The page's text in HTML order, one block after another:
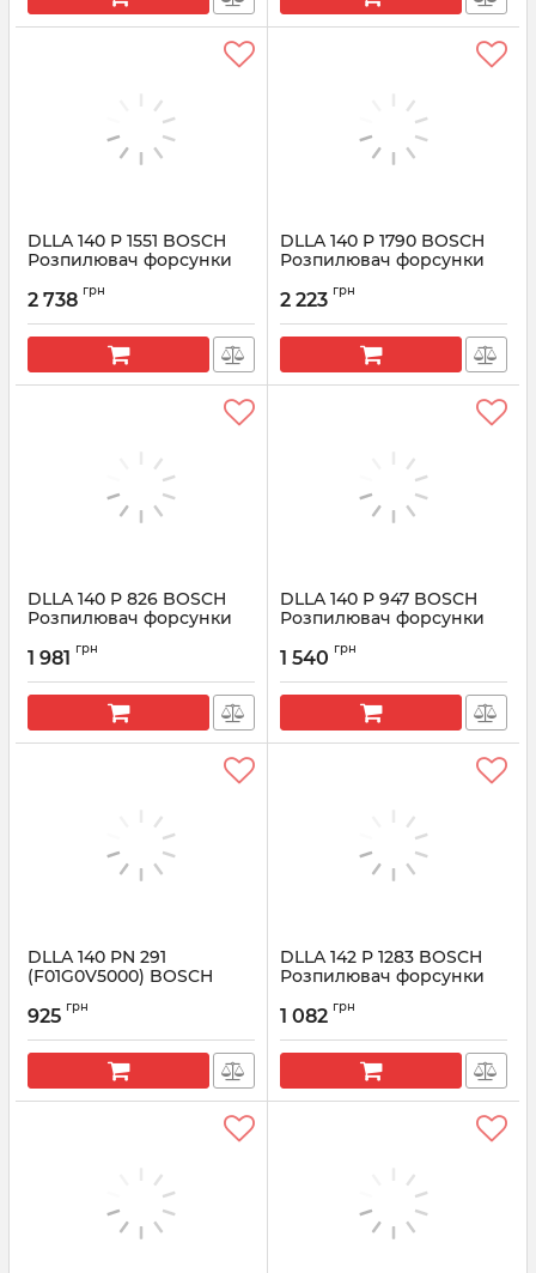
DLLA 140 P 1551 BOSCH
Розпилювач форсунки
Артикул:
2 738 грн
DLLA 140 P 1790 BOSCH
Розпилювач форсунки
Артикул:
2 223 грн
DLLA 140 P 826 BOSCH
Розпилювач форсунки
Артикул:
1 981 грн
DLLA 140 P 947 BOSCH
Розпилювач форсунки
Артикул:
1 540 грн
DLLA 140 PN 291
(F01G0V5000) BOSCH
Артикул:
925 грн
DLLA 142 P 1283 BOSCH
Розпилювач форсунки
Артикул:
1 082 грн